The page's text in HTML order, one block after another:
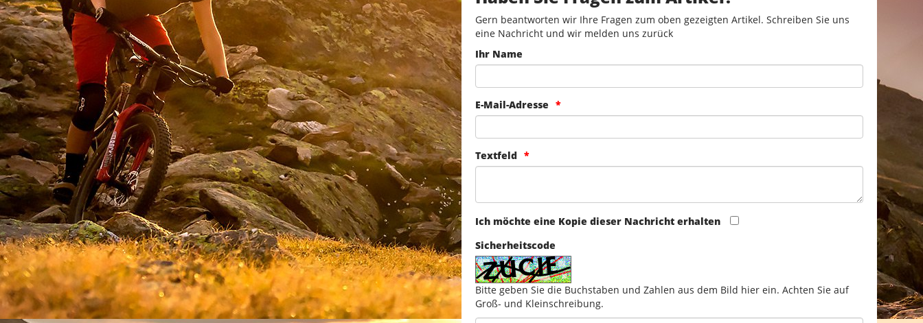
Gern beantworten wir Ihre Fragen zum oben gezeigten Artikel. Schreiben Sie uns
eine Nachricht und wir melden uns zurück
Ihr Name
E-Mail-Adresse
Textfeld
Ich möchte eine Kopie dieser Nachricht erhalten
Sicherheitscode
Bitte geben Sie die Buchstaben und Zahlen aus dem Bild hier ein. Achten Sie auf
Groß- und Kleinschreibung.